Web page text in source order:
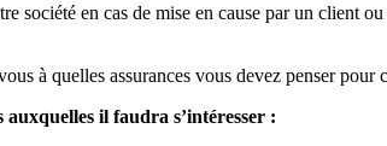
société en cas de mise en cause par un client
à quelles assurances vous devez penser
il faudra s’intéresser :